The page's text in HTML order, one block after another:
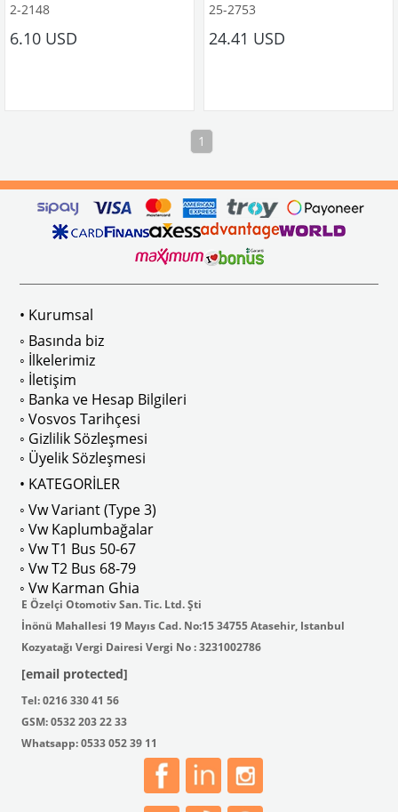
T1-T2 A-B Kasa ve T3 Minibüs Modelleri İle Uyumludur.
VWCC Parça No : 2-2148 OEM Parça No : ZVW17H
2-2148
6.10 USD VWCC Parça No : 25-2753 OEM
25-2753
24.41 USD
1
• Kurumsal
◦ Basında biz
◦ İlkelerimiz
◦ İletişim
◦ Banka ve Hesap Bilgileri
◦ Vosvos Tarihçesi
◦ Gizlilik Sözleşmesi
◦ Üyelik Sözleşmesi
• KATEGORİLER
◦ Vw Variant (Type 3)
◦ Vw Kaplumbağalar
◦ Vw T1 Bus 50-67
◦ Vw T2 Bus 68-79
◦ Vw Karman Ghia
E Özelçi Otomotiv San. Tic. Ltd. Şti
İnönü Mahallesi 19 Mayıs Cad. No:15 34755 Atasehir, Istanbul
Kozyatağı Vergi Dairesi Vergi No : 3231002786
[email protected]
Tel: 0216 330 41 56
GSM: 0532 203 22 33
Whatsapp: 0533 052 39 11